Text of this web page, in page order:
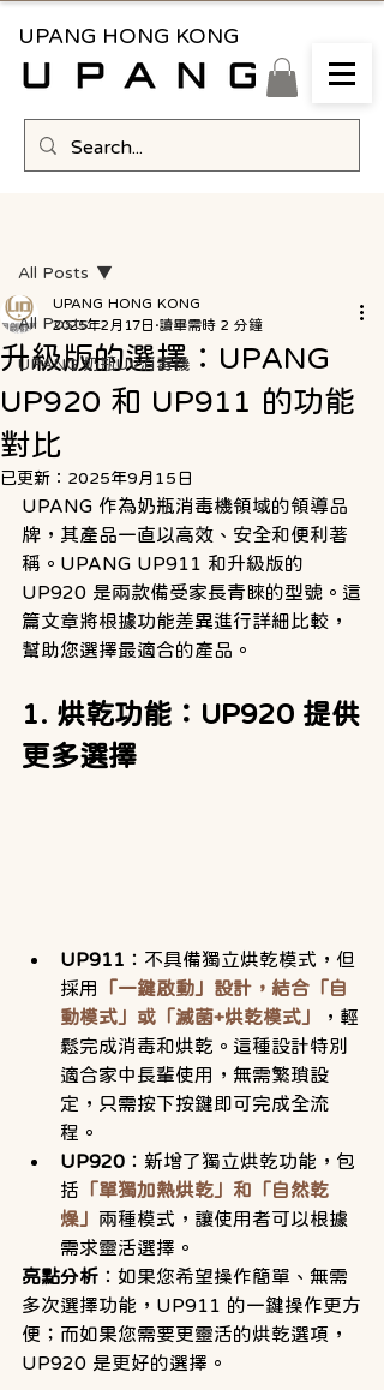
UPANG HONG KONG
All Posts
UPANG 奶瓶UV消毒機
All Posts
升級版的選擇：UPANG
UP920 和 UP911 的功能
對比
UPANG HONG KONG
2025年2月17日
讀畢需時 2 分鐘
已更新： 2025年9月15日
UPANG 作為奶瓶消毒機領域的領導品
牌，其產品一直以高效、安全和便利著
稱。UPANG UP911 和升級版的
UP920 是兩款備受家長青睞的型號。這
篇文章將根據功能差異進行詳細比較，
幫助您選擇最適合的產品。
1. 烘乾功能：UP920 提供
更多選擇
UP911 ：不具備獨立烘乾模式，但
採用
「一鍵啟動」設計，結合「自
動模式」或「滅菌+烘乾模式」
，輕
鬆完成消毒和烘乾。這種設計特別
適合家中長輩使用，無需繁瑣設
定，只需按下按鍵即可完成全流
程。
UP920 ：新增了獨立烘乾功能，包
括 「單獨加熱烘乾」和「自然乾
燥」 兩種模式，讓使用者可以根據
需求靈活選擇。
亮點分析 ：如果您希望操作簡單、無需
多次選擇功能，UP911 的一鍵操作更方
便；而如果您需要更靈活的烘乾選項，
UP920 是更好的選擇。